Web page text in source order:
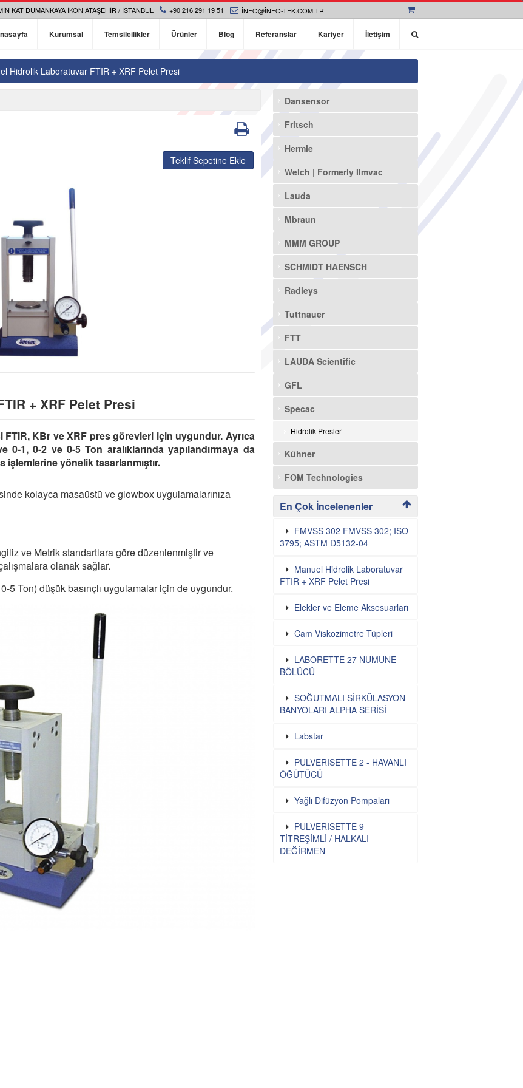
KAT DUMANKAYA İKON ATAŞEHIR / İSTANBUL +90 216 291 19 51 INFO@INFO-TEK.COM.TR
Kurumsal Temsilcilikler Ürünler Blog Referanslar Kariyer İletişim
Hidrolik Laboratuvar FTIR + XRF Pelet Presi
+ XRF Pelet Presi
KBr ve XRF pres görevleri için uygundur. Ayrıca
1, 0-2 ve 0-5 Ton aralıklarında yapılandırmaya da
işlemlerine yönelik tasarlanmıştır.
kolayca masaüstü ve glowbox uygulamalarınıza
ve Metrik standartlara göre düzenlenmiştir ve
olanak sağlar.
5 Ton) düşük basınçlı uygulamalar için de uygundur.
Dansensor
Fritsch
Hermle
Welch | Formerly Ilmvac
Lauda
Mbraun
MMM GROUP
SCHMIDT HAENSCH
Radleys
Tuttnauer
FTT
LAUDA Scientific
GFL
Specac
Hidrolik Presler
Kühner
FOM Technologies
En Çok İncelenenler
FMVSS 302 FMVSS 302; ISO
3795; ASTM D5132-04
Manuel Hidrolik Laboratuvar
FTIR + XRF Pelet Presi
Elekler ve Eleme Aksesuarları
Cam Viskozimetre Tüpleri
LABORETTE 27 NUMUNE
BÖLÜCÜ
SOĞUTMALI SİRKÜLASYON
BANYOLARI ALPHA SERİSİ
Labstar
PULVERISETTE 2 - HAVANLI
ÖĞÜTÜCÜ
Yağlı Difüzyon Pompaları
PULVERISETTE 9 -
TİTREŞİMLİ / HALKALI
DEĞİRMEN